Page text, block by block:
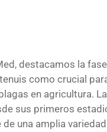
destacamos la
como crucial
en agricultura.
sus primeros
una amplia